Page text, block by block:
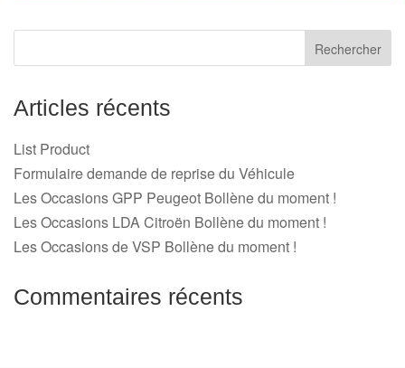
Articles récents
List Product
Formulaire demande de reprise du Véhicule
Les Occasions GPP Peugeot Bollène du moment !
Les Occasions LDA Citroën Bollène du moment !
Les Occasions de VSP Bollène du moment !
Commentaires récents